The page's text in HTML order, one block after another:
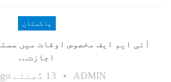
پاکستان
آئی ایم ایف مخصوص اوقات میں
اجازت…
ADMIN 13 گھنٹے ago